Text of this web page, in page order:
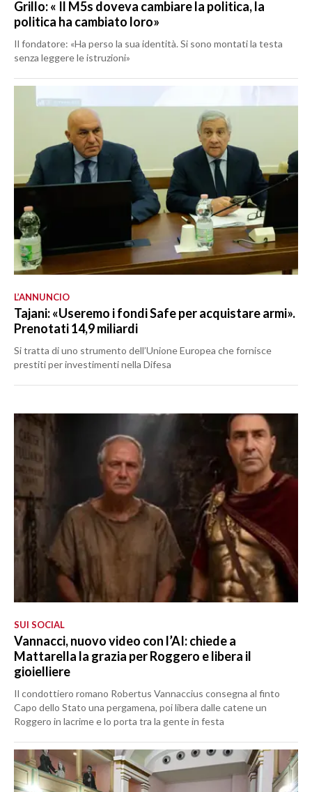
Grillo: « Il M5s doveva cambiare la politica, la
politica ha cambiato loro»
Il fondatore: «Ha perso la sua identità. Si sono montati la testa
senza leggere le istruzioni»
L’ANNUNCIO
Tajani: «Useremo i fondi Safe per acquistare armi».
Prenotati 14,9 miliardi
Si tratta di uno strumento dell’Unione Europea che fornisce
prestiti per investimenti nella Difesa
SUI SOCIAL
Vannacci, nuovo video con l’AI: chiede a
Mattarella la grazia per Roggero e libera il
gioielliere
Il condottiero romano Robertus Vannaccius consegna al finto
Capo dello Stato una pergamena, poi libera dalle catene un
Roggero in lacrime e lo porta tra la gente in festa